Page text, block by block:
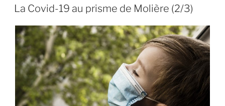
républicaine
par
la
Miviludes »
LE
La Covid-19 au prisme de Molière (2/3)